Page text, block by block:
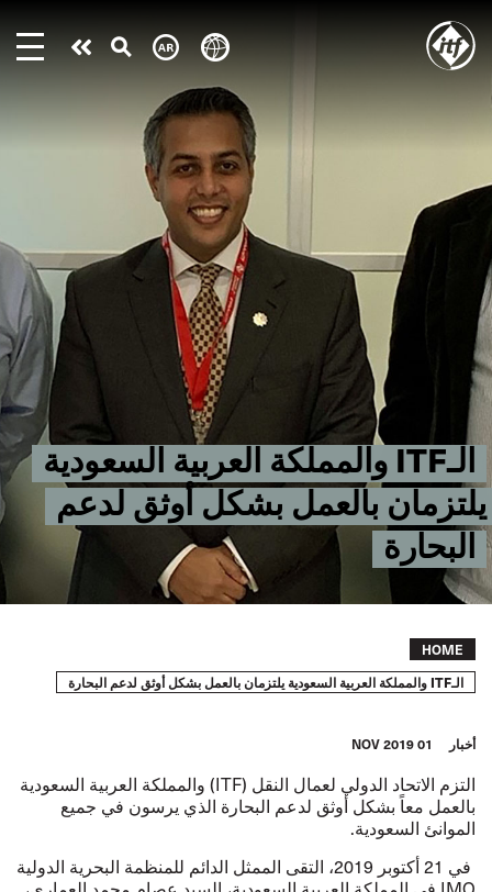
main
content
الـITF والمملكة العربية السعودية
يلتزمان بالعمل بشكل أوثق لدعم
البحارة
Take
action
Breadcrumb
HOME
الـITF والمملكة العربية السعودية يلتزمان بالعمل بشكل أوثق لدعم البحارة
أخبار 01 NOV 2019
التزم الاتحاد الدولي لعمال النقل (
ITF
) والمملكة العربية السعودية
بالعمل معاً بشكل أوثق لدعم البحارة الذي يرسون في جميع
الموانئ السعودية.
في 21أكتوبر 2019، التقى الممثل الدائم للمنظمة البحرية الدولية